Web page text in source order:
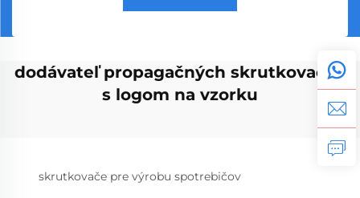
dodávateľ propagačných skrutkovačov
s logom na vzorku
skrutkovače pre výrobu spotrebičov